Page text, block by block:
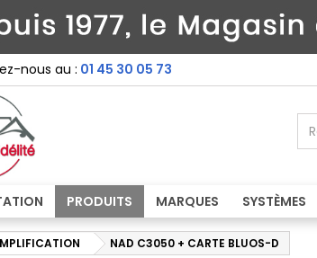
nous au : 01 45 30 05 73
PRODUITS MARQUES SYSTÈMES
NAD C3050 + CARTE BLUOS-D